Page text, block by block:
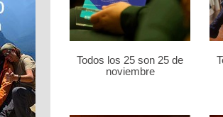
Todos los 25 son 25 de
noviembre